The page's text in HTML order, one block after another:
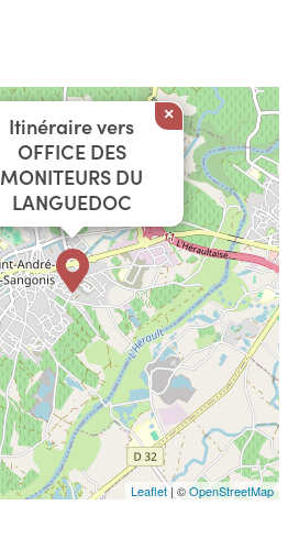
Itinéraire vers
OFFICE DES
MONITEURS DU
LANGUEDOC
×
Leaflet| ©OpenStreetMap